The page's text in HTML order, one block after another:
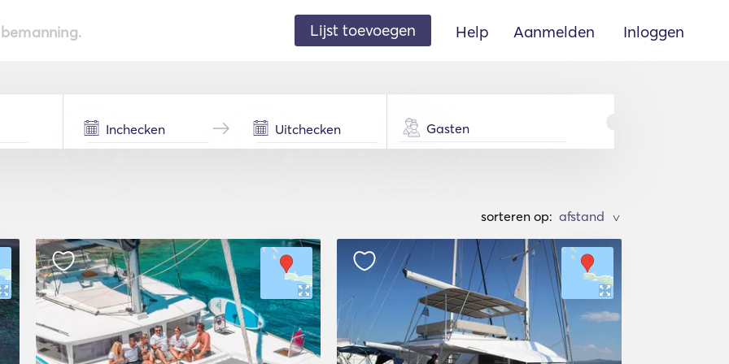
Lijst toevoegen Help Aanmelden Inloggen
Gasten
sorteren op: >